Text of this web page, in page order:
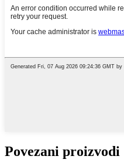
Povezani proizvodi